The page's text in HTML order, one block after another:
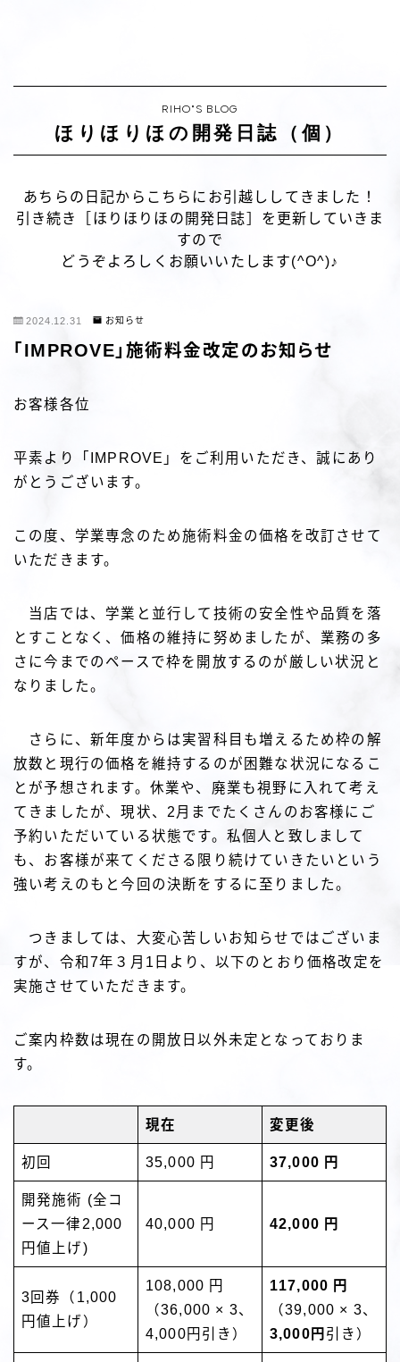
RIHO"S BLOG
ほりほりほの開発日誌（個）
あちらの日記からこちらにお引越ししてきました！
引き続き［ほりほりほの開発日誌］を更新していきま
すので
どうぞよろしくお願いいたします(^O^)♪
2024.12.31 お知らせ
「IMPROVE」施術料金改定のお知らせ
お客様各位
平素より「IMPROVE」をご利用いただき、誠にあり
がとうございます。
この度、学業専念のため施術料金の価格を改訂させて
いただきます。
当店では、学業と並行して技術の安全性や品質を落
とすことなく、価格の維持に努めましたが、業務の多
さに今までのペースで枠を開放するのが厳しい状況と
なりました。
さらに、新年度からは実習科目も増えるため枠の解
放数と現行の価格を維持するのが困難な状況になるこ
とが予想されます。休業や、廃業も視野に入れて考え
てきましたが、現状、2月までたくさんのお客様にご
予約いただいている状態です。私個人と致しまして
も、お客様が来てくださる限り続けていきたいという
強い考えのもと今回の決断をするに至りました。
つきましては、大変心苦しいお知らせではございま
すが、令和7年３月1日より、以下のとおり価格改定を
実施させていただきます。
ご案内枠数は現在の開放日以外未定となっておりま
す。
現在 変更後
初回 35,000 円 37,000 円
開発施術 (全コ
ース一律2,000
円値上げ)
40,000 円 42,000 円
3回券（1,000
円値上げ）
108,000 円
（36,000 × 3、
4,000円引き）
117,000 円
（39,000 × 3、
3,000円 引き）